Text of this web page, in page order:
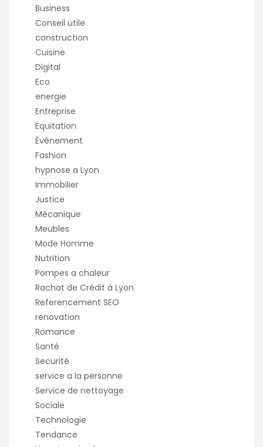
Business
Conseil utile
construction
Cuisine
Digital
Eco
energie
Entreprise
Equitation
Événement
Fashion
hypnose a Lyon
Immobilier
Justice
Mécanique
Meubles
Mode Homme
Nutrition
Pompes a chaleur
Rachat de Crédit à Lyon
Referencement SEO
renovation
Romance
Santé
Securité
service a la personne
Service de nettoyage
Sociale
Technologie
Tendance